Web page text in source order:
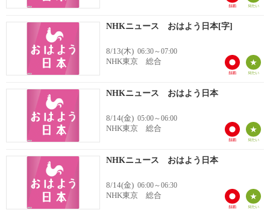
NHKニュース おはよう日本[字]
8/13(木) 06:30～07:00
NHK東京 総合
NHKニュース おはよう日本
8/14(金) 05:00～06:00
NHK東京 総合
NHKニュース おはよう日本
8/14(金) 06:00～06:30
NHK東京 総合